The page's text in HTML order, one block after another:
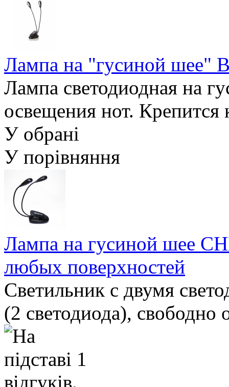
Лампа на "гусиной шее"
Лампа светодиодная на
освещения нот.
У обрані
У порівняння
Лампа на гусиной шее
любых поверхностей
Светильник с двумя
(2 светодиода),